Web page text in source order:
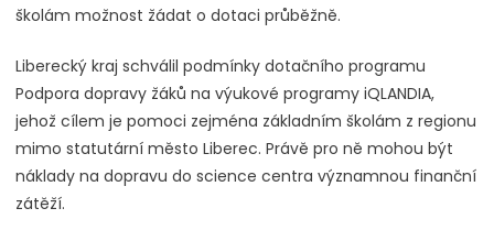
školám možnost žádat o dotaci průběžně.
Liberecký kraj schválil podmínky dotačního programu
Podpora dopravy žáků na výukové programy iQLANDIA,
jehož cílem je pomoci zejména základním školám z regionu
mimo statutární město Liberec. Právě pro ně mohou být
náklady na dopravu do science centra významnou finanční
zátěží.